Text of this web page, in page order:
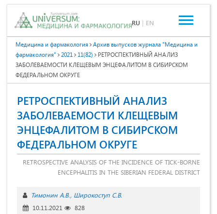
RU | EN
Медицина и фармакология
Архив выпусков журнала "Медицина и
фармакология"
2021 11(82)
РЕТРОСПЕКТИВНЫЙ АНАЛИЗ
ЗАБОЛЕВАЕМОСТИ КЛЕЩЕВЫМ ЭНЦЕФАЛИТОМ В СИБИРСКОМ
ФЕДЕРАЛЬНОМ ОКРУГЕ
РЕТРОСПЕКТИВНЫЙ АНАЛИЗ
ЗАБОЛЕВАЕМОСТИ КЛЕЩЕВЫМ
ЭНЦЕФАЛИТОМ В СИБИРСКОМ
ФЕДЕРАЛЬНОМ ОКРУГЕ
RETROSPECTIVE ANALYSIS OF THE INCIDENCE OF TICK-BORNE
ENCEPHALITIS IN THE SIBERIAN FEDERAL DISTRICT
Тимонин А.В. Широкоступ С.В.
10.11.2021
828